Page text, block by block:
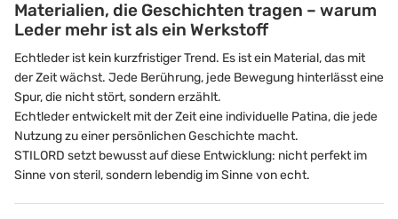
Materialien, die Geschichten tragen – warum
Leder mehr ist als ein Werkstoff
Echtleder ist kein kurzfristiger Trend. Es ist ein Material, das mit
der Zeit wächst. Jede Berührung, jede Bewegung hinterlässt eine
Spur, die nicht stört, sondern erzählt.
Echtleder entwickelt mit der Zeit eine individuelle Patina, die jede
Nutzung zu einer persönlichen Geschichte macht.
STILORD setzt bewusst auf diese Entwicklung: nicht perfekt im
Sinne von steril, sondern lebendig im Sinne von echt.